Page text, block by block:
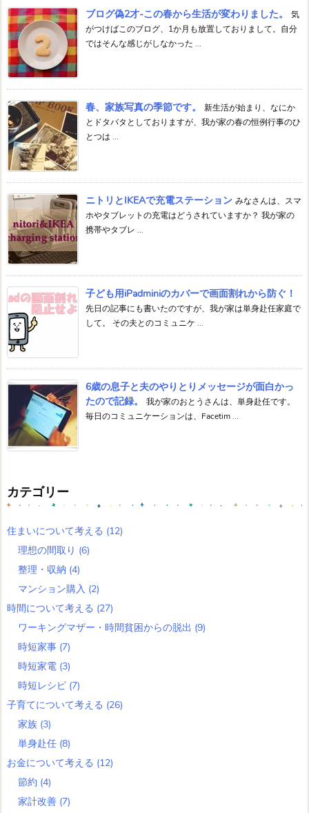
ブログ偽2才-この春から生活が変わりました。
気
がつけばこのブログ、1か月も放置しておりまして。自分
ではそんな感じがしなかった ...
春、家族写真の季節です。
新生活が始まり、なにか
とドタバタとしておりますが、我が家の春の恒例行事のひ
とつは ...
ニトリとIKEAで充電ステーション みなさんは、スマ
ホやタブレットの充電はどうされていますか？ 我が家の
携帯やタブレ ...
子ども用iPadminiのカバーで画面割れから防ぐ！
先日の記事にも書いたのですが、我が家は単身赴任家庭で
して。 その夫とのコミュニケ ...
6歳の息子と夫のやりとりメッセージが面白かっ
たので記録。
我が家のおとうさんは、単身赴任です。
毎日のコミュニケーションは、Facetim ...
カテゴリー
住まいについて考える (12)
理想の間取り (6)
整理・収納 (4)
マンション購入 (2)
時間について考える (27)
ワーキングマザー・時間貧困からの脱出 (9)
時短家事 (7)
時短家電 (3)
時短レシピ (7)
子育てについて考える (26)
家族 (3)
単身赴任 (8)
お金について考える (12)
節約 (4)
家計改善 (7)